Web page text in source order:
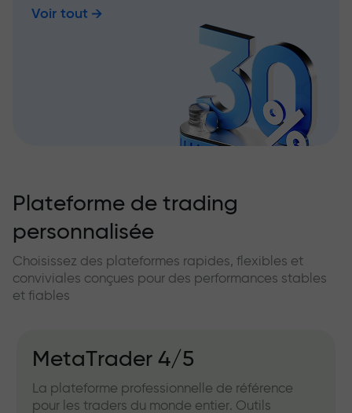
Voir tout
Plateforme de trading
personnalisée
Choisissez des plateformes rapides, flexibles et
conviviales conçues pour des performances stables
et fiables
MetaTrader 4/5
La plateforme professionnelle de référence
pour les traders du monde entier. Outils